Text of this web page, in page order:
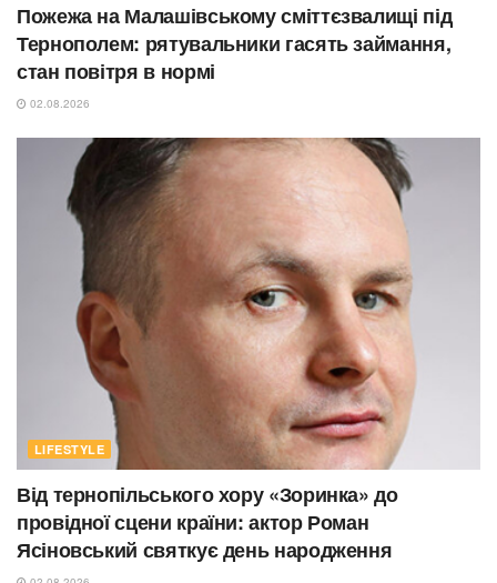
Пожежа на Малашівському сміттєзвалищі під
Тернополем: рятувальники гасять займання,
стан повітря в нормі
02.08.2026
LIFESTYLE
Від тернопільського хору «Зоринка» до
провідної сцени країни: актор Роман
Ясіновський святкує день народження